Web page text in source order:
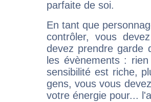
parfaite de soi.
En tant que
contrôler, vous
devez prendre garde
les évènements :
sensibilité est riche,
gens, vous vous
votre énergie pour...